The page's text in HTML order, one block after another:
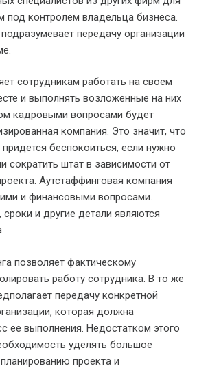
под контролем владельца бизнеса.
передачу организации
сотрудникам работать на своем
и выполнять возложенные на них
кадровыми вопросами будет
компания. Это значит, что
беспокоиться, если нужно
сократить штат в зависимости от
Аутстаффинговая компания
и финансовыми вопросами.
сроки и другие детали являются
позволяет фактическому
работу сотрудника. В то же
передачу конкретной
которая должна
ее выполнения. Недостатком этого
уделять большое
проекта и